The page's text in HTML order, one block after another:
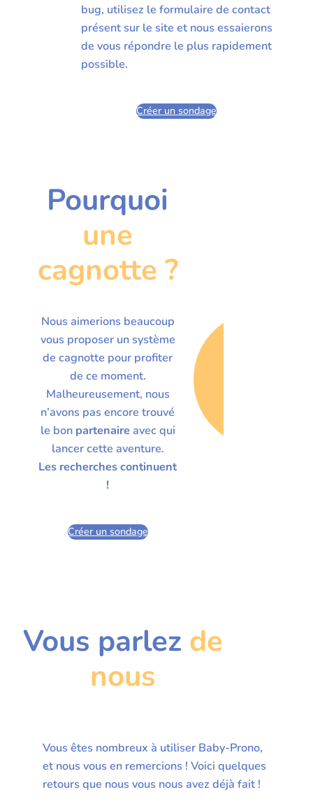
bug, utilisez le formulaire de contact
présent sur le site et nous essaierons
de vous répondre le plus rapidement
possible.
Créer un sondage
Pourquoi
une
cagnotte ?
Nous aimerions beaucoup
vous proposer un système
de cagnotte pour profiter
de ce moment.
Malheureusement, nous
n’avons pas encore trouvé
le bon partenaireavec qui
lancer cette aventure.
Les recherches continuent
!
Créer un sondage
Vous parlez de
nous
Vous êtes nombreux à utiliser Baby-Prono,
et nous vous en remercions ! Voici quelques
retours que nous vous nous avez déjà fait !